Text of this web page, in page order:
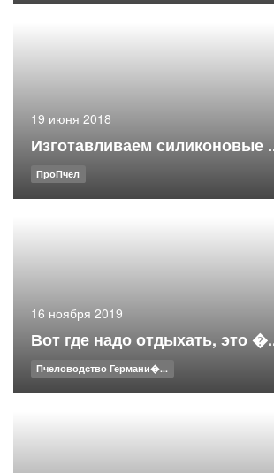
19 июня 2018
Изготавливаем силиконовые
ПроПчел
16 ноября 2019
Вот где надо отдыхать, это
Пчеловодство Германи�...